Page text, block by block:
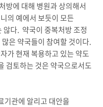
방에 대해 병원과 상의해서
의 예에서 보듯이 모든
않다. 약국이 중복처방 조정
은 약국들이 참여할 것이다.
가 현재 복용하고 있는 약도
검토하는 것은 약국으로서도
기관에 알리고 대안을